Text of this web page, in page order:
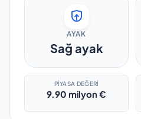
AYAK
Sağ ayak
PIYASA DEĞERI
9.90 milyon €